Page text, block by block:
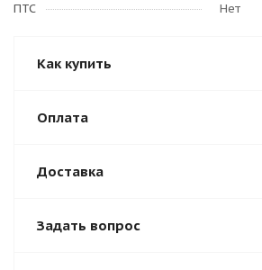
ПТС
Нет
Как купить
Оплата
Доставка
Задать вопрос